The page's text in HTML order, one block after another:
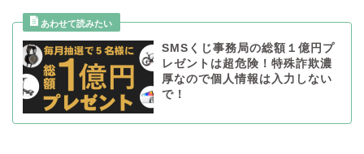
SMSくじ事務局の総額１億円プ
レゼントは超危険！特殊詐欺濃
厚なので個人情報は入力しない
で！